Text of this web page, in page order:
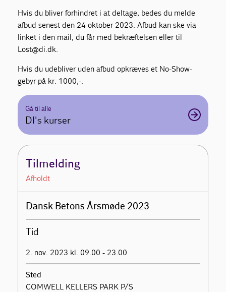
Hvis du bliver forhindret i at deltage, bedes du melde
afbud senest den 24 oktober 2023. Afbud kan ske via
linket i den mail, du får med bekræftelsen eller til
Lost@di.dk.
Hvis du udebliver uden afbud opkræves et No-Show-
gebyr på kr. 1000,-.
Gå til alle
DI's kurser
Tilmelding
Afholdt
Dansk Betons Årsmøde 2023
Tid
2. nov. 2023 kl. 09.00 - 23.00
Sted
COMWELL KELLERS PARK P/S